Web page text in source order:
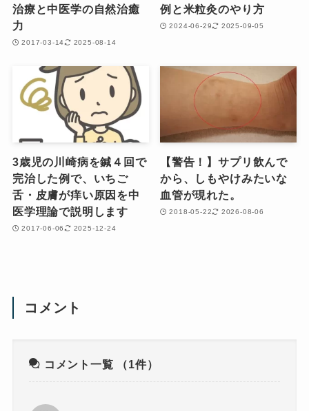
治療と中医学の自然治癒
力
2017-03-14 2025-08-14
例と米粒灸のやり方
2024-06-29 2025-09-05
3歳児の川崎病を鍼４回で
完治した例で、いちご
舌・皮膚が痒い原因を中
医学理論で説明します
2017-06-06 2025-12-24
【警告！】サプリ飲んで
から、しもやけみたいな
血管が現れた。
2018-05-22 2026-08-06
コメント
コメント一覧 （1件）